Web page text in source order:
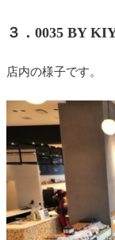
３．0035 BY
店内の様子です。